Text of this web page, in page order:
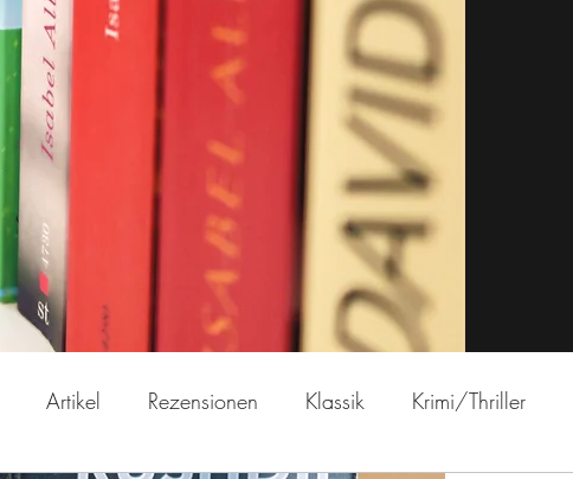
Artikel Rezensionen Klassik Krimi/Thriller